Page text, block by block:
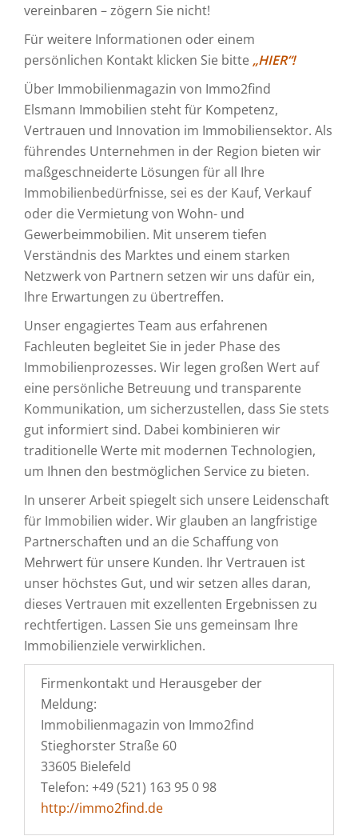
vereinbaren – zögern Sie nicht!
Für weitere Informationen oder einem
persönlichen Kontakt klicken Sie bitte „HIER“!
Über Immobilienmagazin von Immo2find
Elsmann Immobilien steht für Kompetenz,
Vertrauen und Innovation im Immobiliensektor. Als
führendes Unternehmen in der Region bieten wir
maßgeschneiderte Lösungen für all Ihre
Immobilienbedürfnisse, sei es der Kauf, Verkauf
oder die Vermietung von Wohn- und
Gewerbeimmobilien. Mit unserem tiefen
Verständnis des Marktes und einem starken
Netzwerk von Partnern setzen wir uns dafür ein,
Ihre Erwartungen zu übertreffen.
Unser engagiertes Team aus erfahrenen
Fachleuten begleitet Sie in jeder Phase des
Immobilienprozesses. Wir legen großen Wert auf
eine persönliche Betreuung und transparente
Kommunikation, um sicherzustellen, dass Sie stets
gut informiert sind. Dabei kombinieren wir
traditionelle Werte mit modernen Technologien,
um Ihnen den bestmöglichen Service zu bieten.
In unserer Arbeit spiegelt sich unsere Leidenschaft
für Immobilien wider. Wir glauben an langfristige
Partnerschaften und an die Schaffung von
Mehrwert für unsere Kunden. Ihr Vertrauen ist
unser höchstes Gut, und wir setzen alles daran,
dieses Vertrauen mit exzellenten Ergebnissen zu
rechtfertigen. Lassen Sie uns gemeinsam Ihre
Immobilienziele verwirklichen.
Firmenkontakt und Herausgeber der
Meldung:
Immobilienmagazin von Immo2find
Stieghorster Straße 60
33605 Bielefeld
Telefon: +49 (521) 163 95 0 98
http://immo2find.de